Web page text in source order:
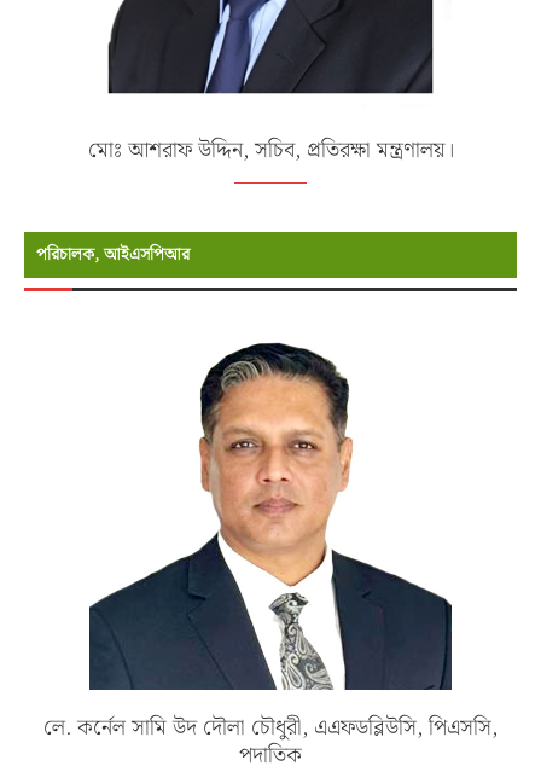
মোঃ আশরাফ উদ্দিন, সচিব, প্রতিরক্ষা মন্ত্রণালয়।
পরিচালক, আইএসপিআর
লে. কর্নেল সামি উদ দৌলা চৌধুরী, এএফডব্লিউসি, পিএসসি,
পদাতিক